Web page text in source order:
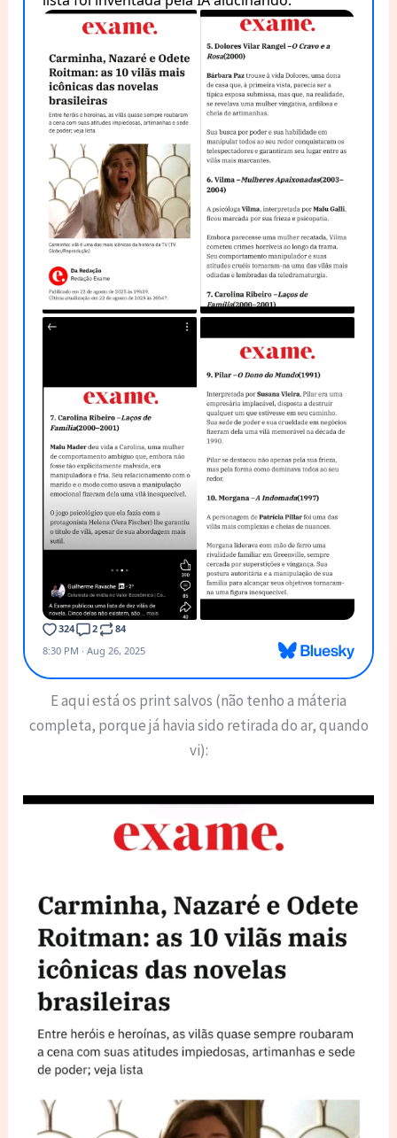
E aqui está os print salvos (não tenho a máteria
completa, porque já havia sido retirada do ar, quando
vi):